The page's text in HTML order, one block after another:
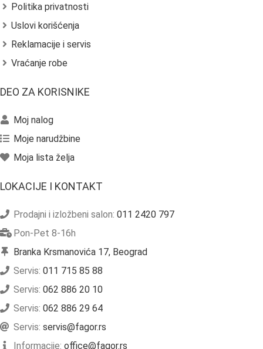
Politika privatnosti
Uslovi korišćenja
Reklamacije i servis
Vraćanje robe
DEO ZA KORISNIKE
Moj nalog
Moje narudžbine
Moja lista želja
LOKACIJE I KONTAKT
Prodajni i izložbeni salon: 011 2420 797
Pon-Pet 8-16h
Branka Krsmanovića 17, Beograd
Servis: 011 715 85 88
Servis: 062 886 20 10
Servis: 062 886 29 64
Servis: servis@fagor.rs
Informacije: office@fagor.rs